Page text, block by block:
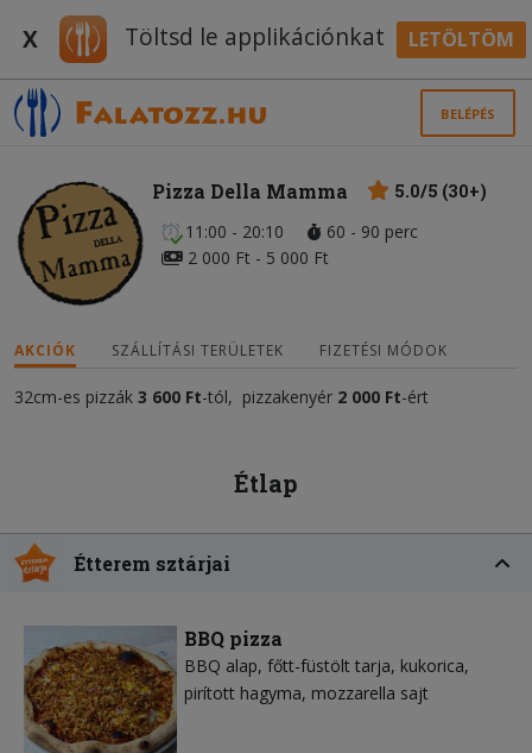
X Töltsd le applikációnkat LETÖLTÖM
BELÉPÉS
Pizza Della Mamma
5.0/5 (30+)
11:00 - 20:10
60 - 90 perc
2 000 Ft - 5 000 Ft
AKCIÓK SZÁLLÍTÁSI TERÜLETEK FIZETÉSI MÓDOK
32cm-es pizzák 3 600 Ft-tól, pizzakenyér 2 000 Ft-ért
Étlap
Étterem sztárjai
BBQ pizza
BBQ alap főtt-füstölt tarja kukorica
pirított hagyma mozzarella sajt